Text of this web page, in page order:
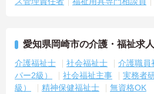
愛知県岡崎市の介護・福祉求
介護福祉士 社会福祉士
介護職員
パー2級）
社会福祉主事
実務者
級）
精神保健福祉士 無資格OK